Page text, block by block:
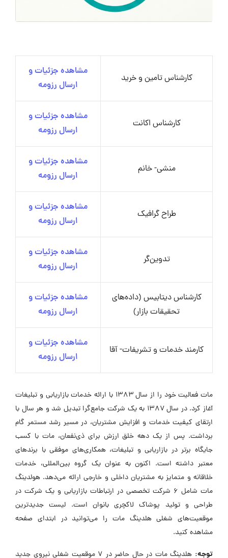
کارشناس تامین و خرید
مشاهده جزئیات و
ارسال رزومه
کارشناس اکانت
مشاهده جزئیات و
ارسال رزومه
منشی- خانم
مشاهده جزئیات و
ارسال رزومه
طراح گرافیک
مشاهده جزئیات و
ارسال رزومه
تدوین‌گر
مشاهده جزئیات و
ارسال رزومه
کارشناس دیتابیس (داده‌های
تحقیقات بازار)
مشاهده جزئیات و
ارسال رزومه
کارمند خدمات و تشریفات- آقا
مشاهده جزئیات و
ارسال رزومه
مات فعالیت خود را از سال ۱۳۸۳ با ارائه خدمات بازاریابی و تبلیغات
آغاز کرد. در سال ۱۳۸۷ به یک شرکت جامع‌گرا تبدیل شد و هر سال با
ارتقای کیفیت خدمات و افزایش مشتریان، در مسیر رشد مستمر گام
برداشت. پس از یک دهه خلق ارزش برای ذی‌نفعان، مات با کسب
جایگاه برتر در بازاریابی و تبلیغات، همکاری‌های موفقی با برندهای
معتبر داشته است. اکنون به عنوان یک گروه بین‌المللی، خدمات
خلاقانه و متمایز به مشتریان داخلی و خارجی ارائه می‌دهد. هولدینگ
مات شامل ۶ شرکت تخصصی در ارتباطات بازاریابی و یک شرکت در
طراحی و تولید پوشاک لاکچری بانوان است. لیست جدیدترین
موقعیت‌های شغلی هلدینگ مات را می‌توانید در ابتدای صفحه
مشاهده کنید.
توجه:
هلدینگ مات در حال حاضر در ۷ موقعیت شغلی نیروی جدید